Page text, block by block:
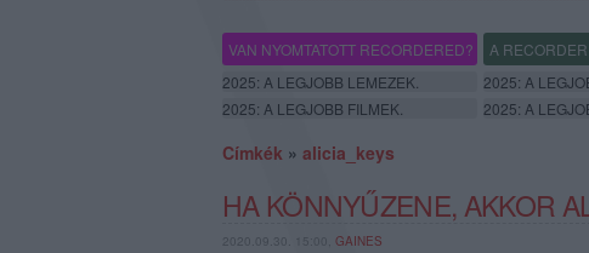
VAN NYOMTATOTT RECORDERED? A
2025: A LEGJOBB LEMEZEK.
2025: A
2025: A LEGJOBB FILMEK.
2025: A
Címkék » alicia_keys
HA KÖNNYŰZENE, AKKOR
2020.09.30. 15:00, GAINES